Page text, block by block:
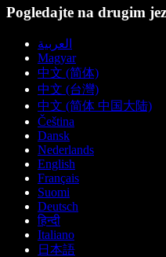
Pogledajte na drugim
العربية
Magyar
中文 (简体)
中文 (台灣)
中文 (简体 中国大陆)
Čeština
Dansk
Nederlands
English
Français
Suomi
Deutsch
हिन्दी
Italiano
日本語